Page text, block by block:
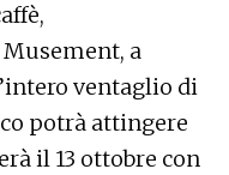
a
ventaglio di
potrà attingere
il 13 ottobre con